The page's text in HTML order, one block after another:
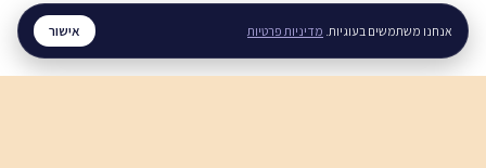
חוסר שינה כרוני, מה עושים
אנחנו משתמשים בעוגיות. מדיניות פרטיות אישור